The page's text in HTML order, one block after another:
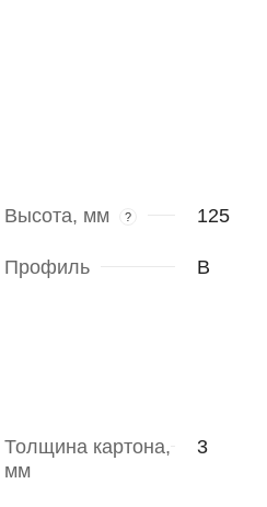
Высота, мм ? 125
Профиль В
Толщина картона,
мм
3